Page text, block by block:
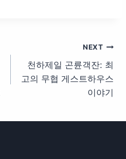
NEXT
천하제일 곤륜객잔: 최
고의 무협 게스트하우스
이야기